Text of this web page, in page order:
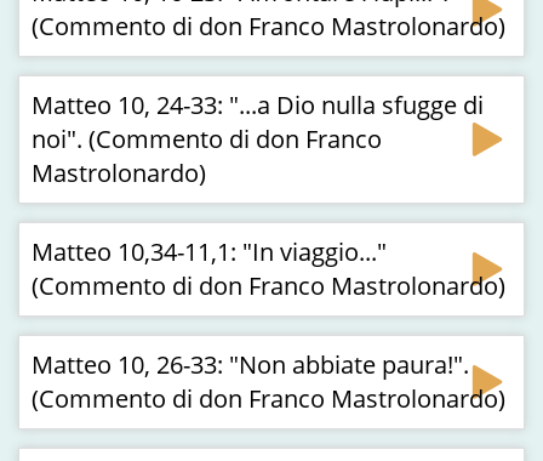
(Commento di don Franco Mastrolonardo)
Matteo 10, 24-33: "...a Dio nulla sfugge di
noi". (Commento di don Franco
Mastrolonardo)
Matteo 10,34-11,1: "In viaggio..."
(Commento di don Franco Mastrolonardo)
Matteo 10, 26-33: "Non abbiate paura!".
(Commento di don Franco Mastrolonardo)